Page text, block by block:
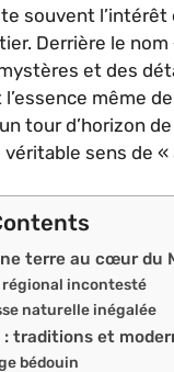
souvent l’intérêt
Derrière le nom
et des
même
tour d’horizon
sens de «
terre au cœur du
régional incontesté
naturelle inégalée
: traditions et
bédouin